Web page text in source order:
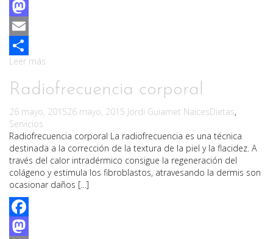
Facebook
Mastodon
Email
Compartir
Leer más
Radiofrecuencia corporal
26 mayo, 201526 mayo, 2015 Jordi Guiamet NaicesDietas,
Servicios
Radiofrecuencia corporal La radiofrecuencia es una técnica
destinada a la corrección de la textura de la piel y la flacidez. A
través del calor intradérmico consigue la regeneración del
colágeno y estimula los fibroblastos, atravesando la dermis son
ocasionar daños […]
Facebook